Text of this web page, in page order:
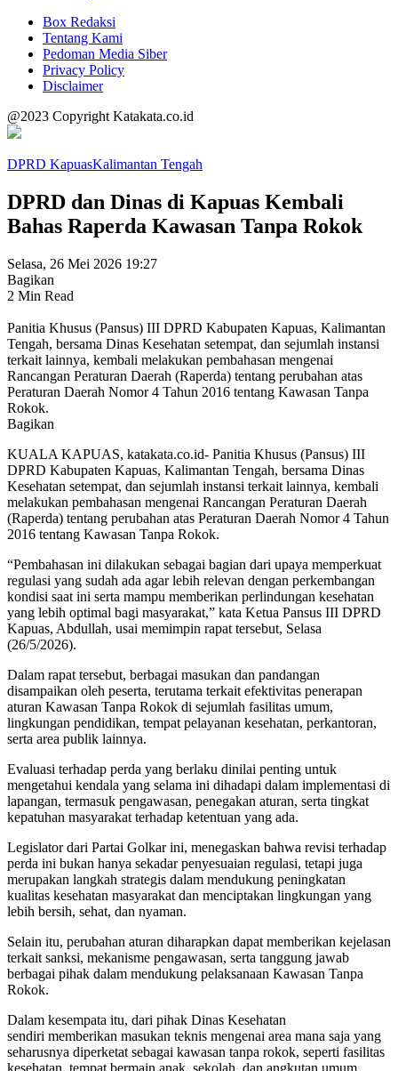
Box Redaksi
Tentang Kami
Pedoman Media Siber
Privacy Policy
Disclaimer
@2023 Copyright Katakata.co.id
DPRD KapuasKalimantan Tengah
DPRD dan Dinas di Kapuas Kembali
Bahas Raperda Kawasan Tanpa Rokok
Selasa, 26 Mei 2026 19:27
Bagikan
2 Min Read
Panitia Khusus (Pansus) III DPRD Kabupaten Kapuas, Kalimantan
Tengah, bersama Dinas Kesehatan setempat, dan sejumlah instansi
terkait lainnya, kembali melakukan pembahasan mengenai
Rancangan Peraturan Daerah (Raperda) tentang perubahan atas
Peraturan Daerah Nomor 4 Tahun 2016 tentang Kawasan Tanpa
Rokok.
Bagikan
KUALA KAPUAS, katakata.co.id- Panitia Khusus (Pansus) III
DPRD Kabupaten Kapuas, Kalimantan Tengah, bersama Dinas
Kesehatan setempat, dan sejumlah instansi terkait lainnya, kembali
melakukan pembahasan mengenai Rancangan Peraturan Daerah
(Raperda) tentang perubahan atas Peraturan Daerah Nomor 4 Tahun
2016 tentang Kawasan Tanpa Rokok.
“Pembahasan ini dilakukan sebagai bagian dari upaya memperkuat
regulasi yang sudah ada agar lebih relevan dengan perkembangan
kondisi saat ini serta mampu memberikan perlindungan kesehatan
yang lebih optimal bagi masyarakat,” kata Ketua Pansus III DPRD
Kapuas, Abdullah, usai memimpin rapat tersebut, Selasa
(26/5/2026).
Dalam rapat tersebut, berbagai masukan dan pandangan
disampaikan oleh peserta, terutama terkait efektivitas penerapan
aturan Kawasan Tanpa Rokok di sejumlah fasilitas umum,
lingkungan pendidikan, tempat pelayanan kesehatan, perkantoran,
serta area publik lainnya.
Evaluasi terhadap perda yang berlaku dinilai penting untuk
mengetahui kendala yang selama ini dihadapi dalam implementasi di
lapangan, termasuk pengawasan, penegakan aturan, serta tingkat
kepatuhan masyarakat terhadap ketentuan yang ada.
Legislator dari Partai Golkar ini, menegaskan bahwa revisi terhadap
perda ini bukan hanya sekadar penyesuaian regulasi, tetapi juga
merupakan langkah strategis dalam mendukung peningkatan
kualitas kesehatan masyarakat dan menciptakan lingkungan yang
lebih bersih, sehat, dan nyaman.
Selain itu, perubahan aturan diharapkan dapat memberikan kejelasan
terkait sanksi, mekanisme pengawasan, serta tanggung jawab
berbagai pihak dalam mendukung pelaksanaan Kawasan Tanpa
Rokok.
Dalam kesempata itu, dari pihak Dinas Kesehatan
sendiri memberikan masukan teknis mengenai area mana saja yang
seharusnya diperketat sebagai kawasan tanpa rokok, seperti fasilitas
kesehatan, tempat bermain anak, sekolah, dan angkutan umum.